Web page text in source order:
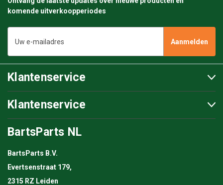
komende uitverkoopperiodes
mailadres
Klantenservice
Klantenservice
BartsParts NL
BartsParts B.V.
Evertsenstraat 179,
2315 RZ Leiden